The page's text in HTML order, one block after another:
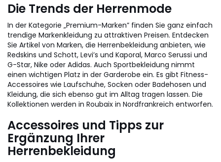
Die Trends der Herrenmode
In der Kategorie „Premium-Marken” finden Sie ganz einfach
trendige Markenkleidung zu attraktiven Preisen. Entdecken
Sie Artikel von Marken, die Herrenbekleidung anbieten, wie
Redskins und Schott, Levi’s und Kaporal, Marco Serussi und
G-Star, Nike oder Adidas. Auch Sportbekleidung nimmt
einen wichtigen Platz in der Garderobe ein. Es gibt Fitness-
Accessoires wie Laufschuhe, Socken oder Badehosen und
Kleidung, die sich ebenso gut im Alltag tragen lassen. Die
Kollektionen werden in Roubaix in Nordfrankreich entworfen.
Accessoires und Tipps zur
Ergänzung Ihrer
Herrenbekleidung